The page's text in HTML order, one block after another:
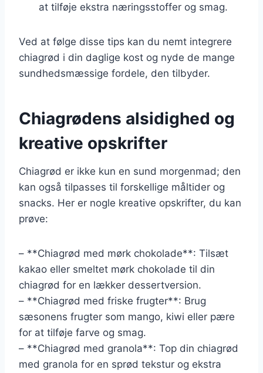
at tilføje ekstra næringsstoffer og smag.
Ved at følge disse tips kan du nemt integrere
chiagrød i din daglige kost og nyde de mange
sundhedsmæssige fordele, den tilbyder.
Chiagrødens alsidighed og
kreative opskrifter
Chiagrød er ikke kun en sund morgenmad; den
kan også tilpasses til forskellige måltider og
snacks. Her er nogle kreative opskrifter, du kan
prøve:
– **Chiagrød med mørk chokolade**: Tilsæt
kakao eller smeltet mørk chokolade til din
chiagrød for en lækker dessertversion.
– **Chiagrød med friske frugter**: Brug
sæsonens frugter som mango, kiwi eller pære
for at tilføje farve og smag.
– **Chiagrød med granola**: Top din chiagrød
med granola for en sprød tekstur og ekstra